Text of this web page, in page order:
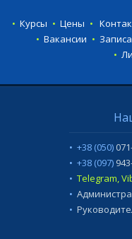
Курсы Цены
Вакансии
+38 (050)
+38 (097)
Telegram,